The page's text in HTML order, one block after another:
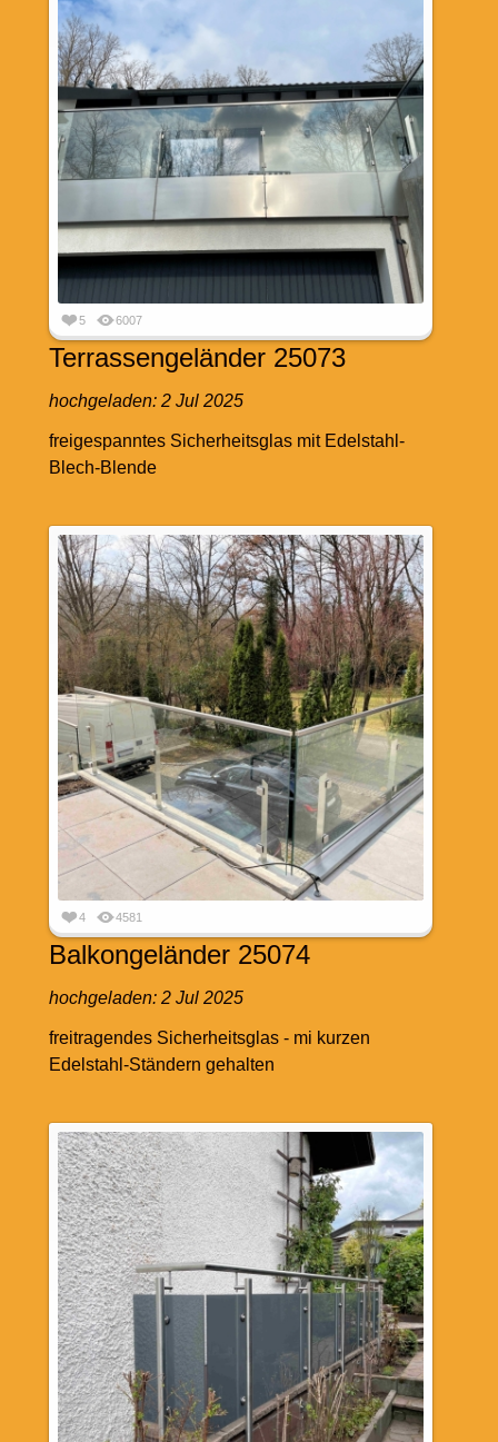
5 6007
Terrassengeländer 25073
hochgeladen: 2 Jul 2025
freigespanntes Sicherheitsglas mit Edelstahl-
Blech-Blende
4 4581
Balkongeländer 25074
hochgeladen: 2 Jul 2025
freitragendes Sicherheitsglas - mi kurzen
Edelstahl-Ständern gehalten